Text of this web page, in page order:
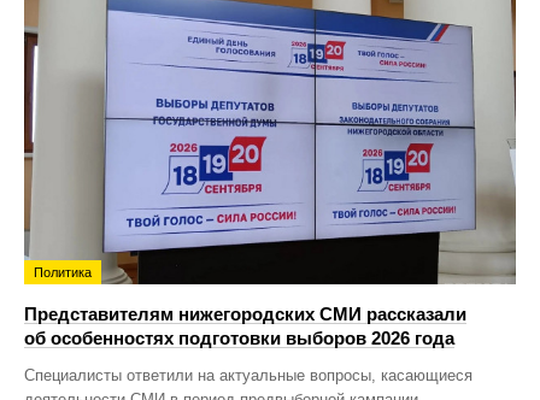
Политика
Представителям нижегородских СМИ рассказали
об особенностях подготовки выборов 2026 года
Специалисты ответили на актуальные вопросы, касающиеся